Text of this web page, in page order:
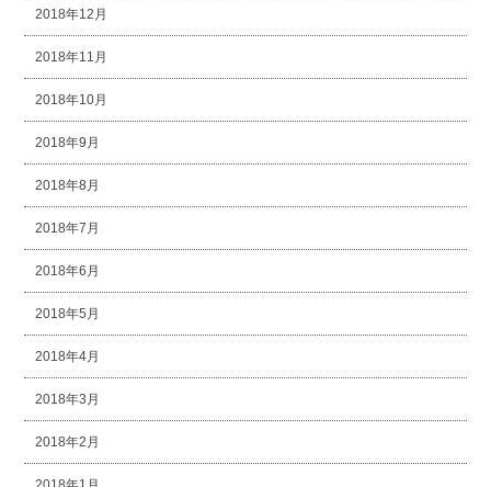
2018年12月
2018年11月
2018年10月
2018年9月
2018年8月
2018年7月
2018年6月
2018年5月
2018年4月
2018年3月
2018年2月